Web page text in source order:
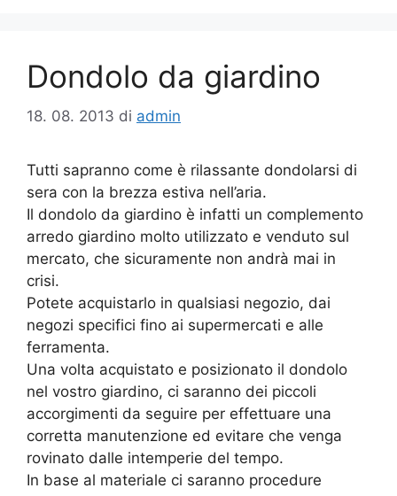
Dondolo da giardino
18. 08. 2013 di admin
Tutti sapranno come è rilassante dondolarsi di
sera con la brezza estiva nell’aria.
Il dondolo da giardino è infatti un complemento
arredo giardino molto utilizzato e venduto sul
mercato, che sicuramente non andrà mai in
crisi.
Potete acquistarlo in qualsiasi negozio, dai
negozi specifici fino ai supermercati e alle
ferramenta.
Una volta acquistato e posizionato il dondolo
nel vostro giardino, ci saranno dei piccoli
accorgimenti da seguire per effettuare una
corretta manutenzione ed evitare che venga
rovinato dalle intemperie del tempo.
In base al materiale ci saranno procedure